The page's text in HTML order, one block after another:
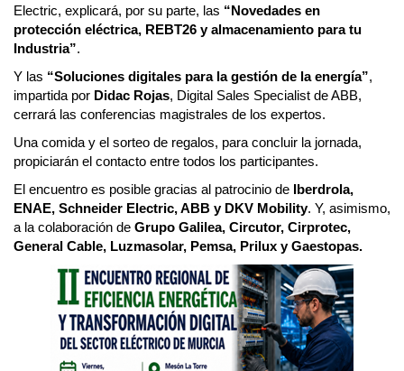
Electric, explicará, por su parte, las “Novedades en
protección eléctrica, REBT26 y almacenamiento para tu
Industria”.
Y las “Soluciones digitales para la gestión de la energía”,
impartida por Didac Rojas, Digital Sales Specialist de ABB,
cerrará las conferencias magistrales de los expertos.
Una comida y el sorteo de regalos, para concluir la jornada,
propiciarán el contacto entre todos los participantes.
El encuentro es posible gracias al patrocinio de Iberdrola,
ENAE, Schneider Electric, ABB y DKV Mobility. Y, asimismo,
a la colaboración de Grupo Galilea, Circutor, Cirprotec,
General Cable, Luzmasolar, Pemsa, Prilux y Gaestopas.